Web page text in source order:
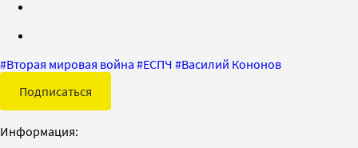
#Вторая мировая война #ЕСПЧ #Василий Кононов
Подписаться
Информация: